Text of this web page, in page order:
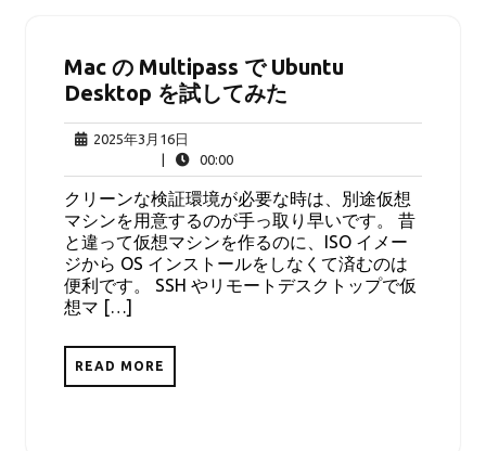
Mac の Multipass で Ubuntu
Desktop を試してみた
2025年3月16日
年
3
月
16
日
00:0000:00
クリーンな検証環境が必要な時は、別途仮想
マシンを用意するのが手っ取り早いです。 昔
と違って仮想マシンを作るのに、ISO イメー
ジから OS インストールをしなくて済むのは
便利です。 SSH やリモートデスクトップで仮
想マ […]
READ MORE